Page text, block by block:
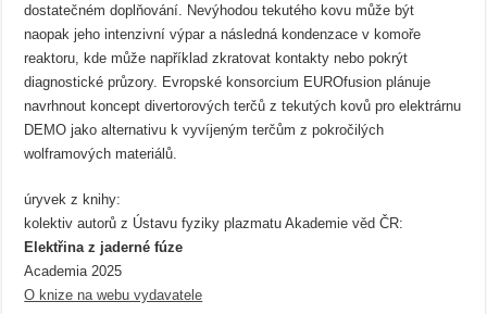
dostatečném doplňování. Nevýhodou tekutého kovu může být
naopak jeho intenzivní výpar a následná kondenzace v komoře
reaktoru, kde může například zkratovat kontakty nebo pokrýt
diagnostické průzory. Evropské konsorcium EUROfusion plánuje
navrhnout koncept divertorových terčů z tekutých kovů pro elektrárnu
DEMO jako alternativu k vyvíjeným terčům z pokročilých
wolframových materiálů.
úryvek z knihy:
kolektiv autorů z Ústavu fyziky plazmatu Akademie věd ČR:
Elektřina z jaderné fúze
Academia 2025
O knize na webu vydavatele